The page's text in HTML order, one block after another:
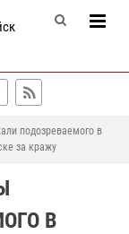
подозреваемого в
за кражу
В